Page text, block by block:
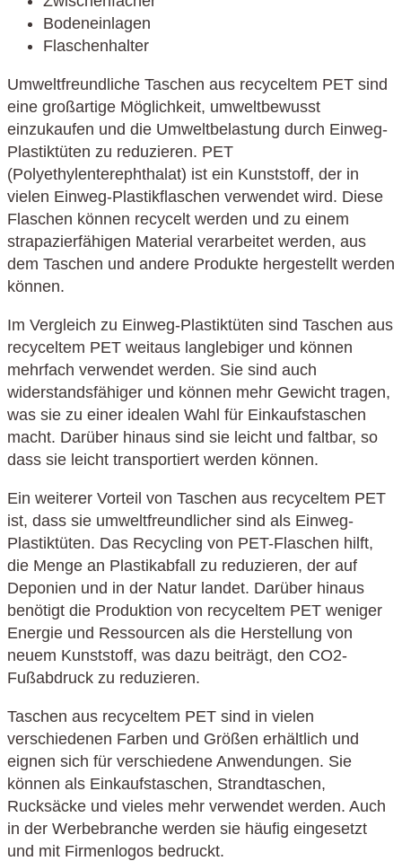
Bodeneinlagen
Flaschenhalter
Umweltfreundliche Taschen aus recyceltem PET sind
eine großartige Möglichkeit, umweltbewusst
einzukaufen und die Umweltbelastung durch Einweg-
Plastiktüten zu reduzieren. PET
(Polyethylenterephthalat) ist ein Kunststoff, der in
vielen Einweg-Plastikflaschen verwendet wird. Diese
Flaschen können recycelt werden und zu einem
strapazierfähigen Material verarbeitet werden, aus
dem Taschen und andere Produkte hergestellt werden
können.
Im Vergleich zu Einweg-Plastiktüten sind Taschen aus
recyceltem PET weitaus langlebiger und können
mehrfach verwendet werden. Sie sind auch
widerstandsfähiger und können mehr Gewicht tragen,
was sie zu einer idealen Wahl für Einkaufstaschen
macht. Darüber hinaus sind sie leicht und faltbar, so
dass sie leicht transportiert werden können.
Ein weiterer Vorteil von Taschen aus recyceltem PET
ist, dass sie umweltfreundlicher sind als Einweg-
Plastiktüten. Das Recycling von PET-Flaschen hilft,
die Menge an Plastikabfall zu reduzieren, der auf
Deponien und in der Natur landet. Darüber hinaus
benötigt die Produktion von recyceltem PET weniger
Energie und Ressourcen als die Herstellung von
neuem Kunststoff, was dazu beiträgt, den CO2-
Fußabdruck zu reduzieren.
Taschen aus recyceltem PET sind in vielen
verschiedenen Farben und Größen erhältlich und
eignen sich für verschiedene Anwendungen. Sie
können als Einkaufstaschen, Strandtaschen,
Rucksäcke und vieles mehr verwendet werden. Auch
in der Werbebranche werden sie häufig eingesetzt
und mit Firmenlogos bedruckt.